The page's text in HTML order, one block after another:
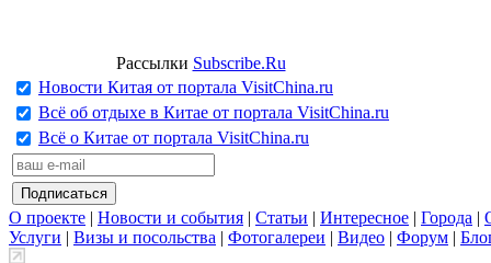
Рассылки Subscribe.Ru
Новости Китая от портала VisitChina.ru
Всё об отдыхе в Китае от портала VisitChina.ru
Всё о Китае от портала VisitChina.ru
О проекте | Новости и события | Статьи | Интересное | Города |
Услуги | Визы и посольства | Фотогалереи | Видео | Форум |